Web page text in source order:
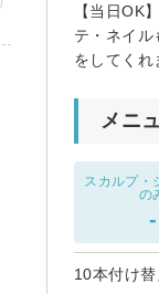
【当日OK
テ・ネイ
をしてくれ
メニ
スカルプ・
の
-
10本付け